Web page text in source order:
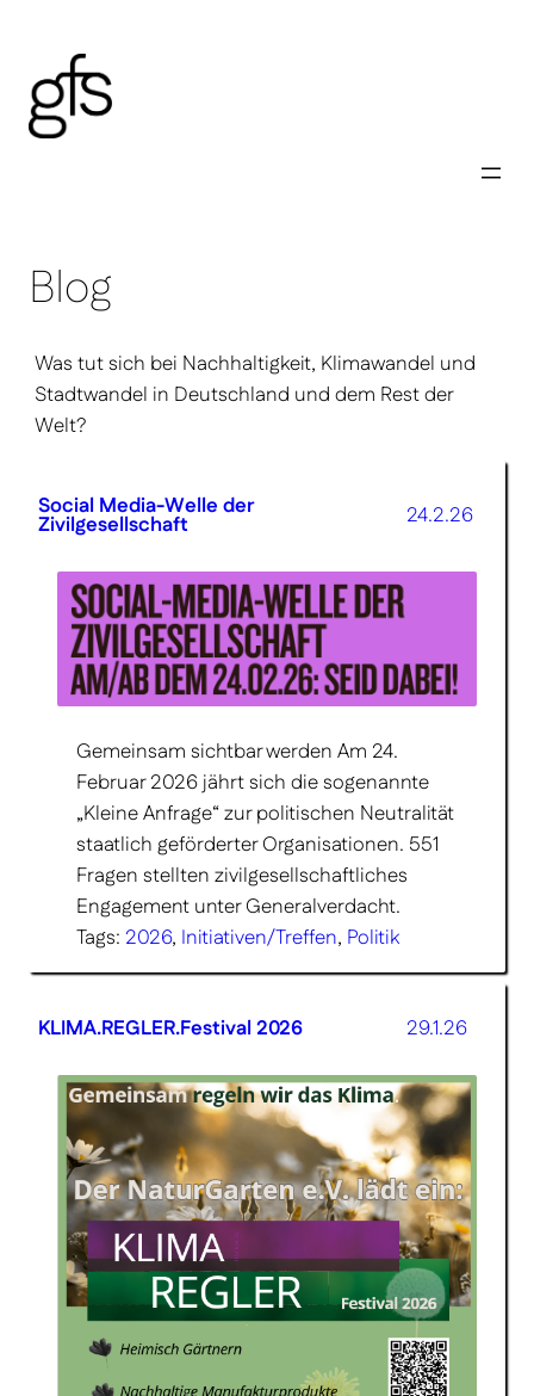
springen
Blog
Was tut sich bei Nachhaltigkeit, Klimawandel und
Stadtwandel in Deutschland und dem Rest der
Welt?
Social Media-Welle der
Zivilgesellschaft 24.2.26
Gemeinsam sichtbar werden Am 24.
Februar 2026 jährt sich die sogenannte
„Kleine Anfrage“ zur politischen Neutralität
staatlich geförderter Organisationen. 551
Fragen stellten zivilgesellschaftliches
Engagement unter Generalverdacht.
Tags: 2026, Initiativen/Treffen, Politik
KLIMA.REGLER.Festival 2026 29.1.26